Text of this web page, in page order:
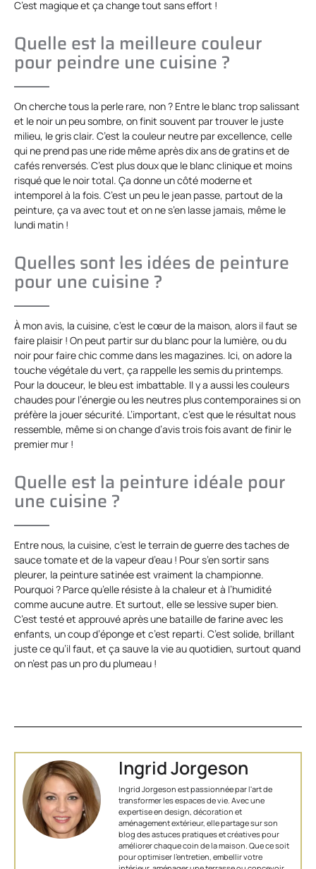
C’est magique et ça change tout sans effort !
Quelle est la meilleure couleur
pour peindre une cuisine ?
On cherche tous la perle rare, non ? Entre le blanc trop salissant
et le noir un peu sombre, on finit souvent par trouver le juste
milieu, le gris clair. C’est la couleur neutre par excellence, celle
qui ne prend pas une ride même après dix ans de gratins et de
cafés renversés. C’est plus doux que le blanc clinique et moins
risqué que le noir total. Ça donne un côté moderne et
intemporel à la fois. C’est un peu le jean passe, partout de la
peinture, ça va avec tout et on ne s’en lasse jamais, même le
lundi matin !
Quelles sont les idées de peinture
pour une cuisine ?
À mon avis, la cuisine, c’est le cœur de la maison, alors il faut se
faire plaisir ! On peut partir sur du blanc pour la lumière, ou du
noir pour faire chic comme dans les magazines. Ici, on adore la
touche végétale du vert, ça rappelle les semis du printemps.
Pour la douceur, le bleu est imbattable. Il y a aussi les couleurs
chaudes pour l’énergie ou les neutres plus contemporaines si on
préfère la jouer sécurité. L’important, c’est que le résultat nous
ressemble, même si on change d’avis trois fois avant de finir le
premier mur !
Quelle est la peinture idéale pour
une cuisine ?
Entre nous, la cuisine, c’est le terrain de guerre des taches de
sauce tomate et de la vapeur d’eau ! Pour s’en sortir sans
pleurer, la peinture satinée est vraiment la championne.
Pourquoi ? Parce qu’elle résiste à la chaleur et à l’humidité
comme aucune autre. Et surtout, elle se lessive super bien.
C’est testé et approuvé après une bataille de farine avec les
enfants, un coup d’éponge et c’est reparti. C’est solide, brillant
juste ce qu’il faut, et ça sauve la vie au quotidien, surtout quand
on n’est pas un pro du plumeau !
Ingrid Jorgeson
Ingrid Jorgeson est passionnée par l'art de
transformer les espaces de vie. Avec une
expertise en design, décoration et
aménagement extérieur, elle partage sur son
blog des astuces pratiques et créatives pour
améliorer chaque coin de la maison. Que ce soit
pour optimiser l’entretien, embellir votre